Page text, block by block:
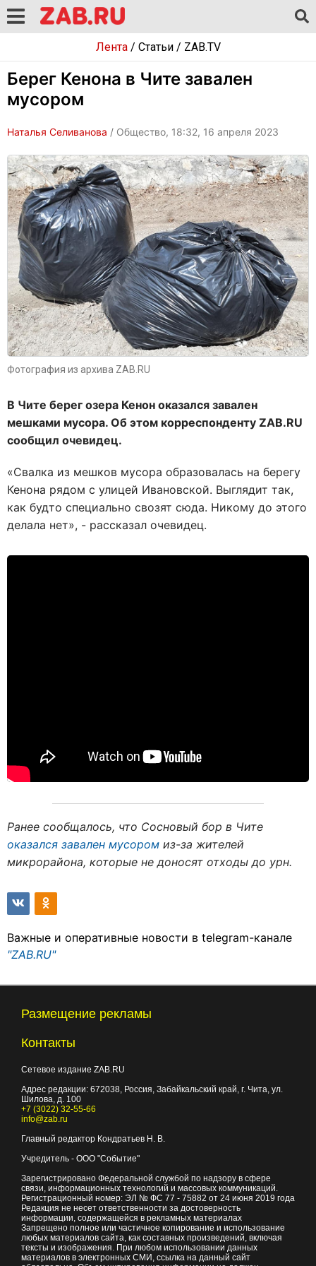
Лента/ Статьи/ ZAB.TV
Берег Кенона в Чите завален
мусором
Наталья Селиванова / Общество, 18:32, 16 апреля 2023
Фотография из архива ZAB.RU
В Чите берег озера Кенон оказался завален
мешками мусора. Об этом корреспонденту ZAB.RU
сообщил очевидец.
«Свалка из мешков мусора образовалась на берегу
Кенона рядом с улицей Ивановской. Выглядит так,
как будто специально свозят сюда. Никому до этого
делала нет», - рассказал очевидец.
Ранее сообщалось, что Сосновый бор в Чите
оказался завален мусором из-за жителей
микрорайона, которые не доносят отходы до урн.
Важные и оперативные новости в telegram-канале
"ZAB.RU"
Размещение рекламы
Контакты
Сетевое издание ZAB.RU
Адрес редакции: 672038 , Россия, Забайкальский край, г. Чита ул.
Шилова, д. 100
+7 (3022) 32-55-66
info@zab.ru
Главный редактор Кондратьев Н. В.
Учредитель - ООО "Событие"
Зарегистрировано Федеральной службой по надзору в сфере
связи, информационных технологий и массовых коммуникаций.
Регистрационный номер: ЭЛ № ФС 77 - 75882 от 24 июня 2019 года
Редакция не несет ответственности за достоверность
информации, содержащейся в рекламных материалах
Запрещено полное или частичное копирование и использование
любых материалов сайта, как составных произведений, включая
тексты и изображения. При любом использовании данных
материалов в электронных СМИ, ссылка на данный сайт